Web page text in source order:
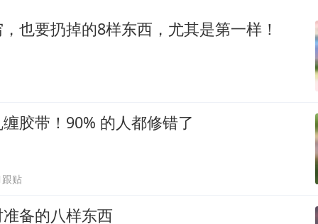
宇树科技发行价格150.80元/股
也要扔掉的8样东西，尤其是第一样！
胶带！90% 的人都修错了
贴
备的八样东西